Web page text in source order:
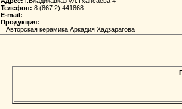
Телефон: 8 (867 2) 441868
E-mail:
Продукция:
Авторская керамика Аркадия Хадзарагова